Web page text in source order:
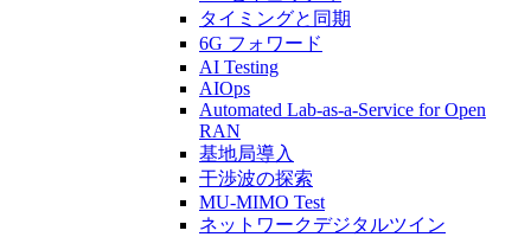
タイミングと同期
6G フォワード
AI Testing
AIOps
Automated Lab-as-a-Service for Open
RAN
基地局導入
干渉波の探索
MU-MIMO Test
ネットワークデジタルツイン